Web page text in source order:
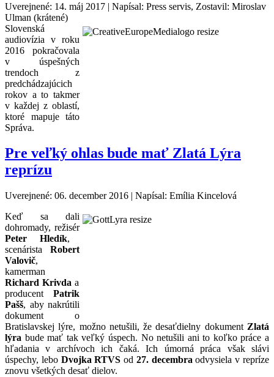
Uverejnené: 14. máj 2017 | Napísal: Press servis, Zostavil: Miroslav
Ulman (krátené)
Slovenská
audiovízia v roku
2016 pokračovala
v úspešných
trendoch z
predchádzajúcich
rokov a to takmer
v každej z oblastí,
ktoré mapuje táto
Správa.
Pre veľký ohlas bude mať Zlatá Lýra
reprízu
Uverejnené: 06. december 2016 | Napísal: Emília Kincelová
Keď sa dali
dohromady, režisér
Peter Hledík,
scenárista Robert
Valovič,
kamerman
Richard Krivda a
producent Patrik
Pašš, aby nakrútili
dokument o
Bratislavskej lýre, možno netušili, že desaťdielny dokumentZlatá
lýra bude mať tak veľký úspech. No netušili ani to koľko práce a
hľadania v archívoch ich čaká. Ich úmorná práca však slávi
úspechy, lebo Dvojka RTVS od 27. decembra odvysiela v repríze
znovu všetkých desať dielov.